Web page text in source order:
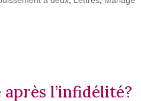
l’infidélité?